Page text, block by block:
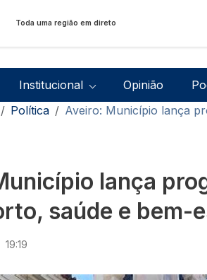
Toda uma região em direto
principal
Institucional Opinião
estrutural
Política Aveiro: Município lança
lança
saúde e bem-
19:19